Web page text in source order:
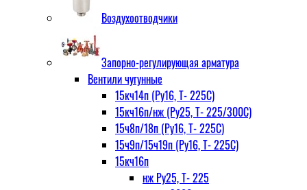
Воздухоотводчики
Запорно-регулирующая арматура
Вентили чугунные
15кч14п (Ру16, Т- 225С)
15кч16п/нж (Ру25, Т- 225/300С)
15ч8п/18п (Ру16, Т- 225С)
15ч9п/15ч19п (Ру16, Т- 225С)
15кч16п
нж Ру25, Т- 225